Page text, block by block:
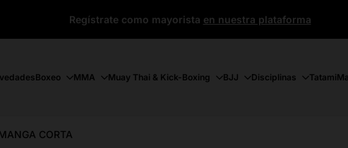
Regístrate como mayorista en nuestra plataforma
Boxeo MMA Muay Thai & Kick-Boxing BJJ Disciplinas Tatami
CORTA